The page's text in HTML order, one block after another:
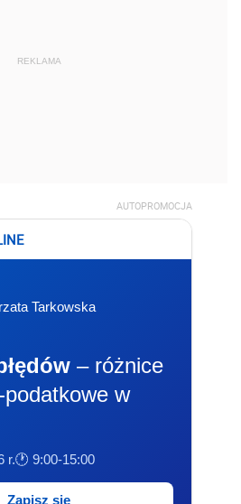
REKLAMA
AUTOPROMOCJA
Tarkowska
– różnice
w
r.🕐 9:00-15:00
Zapisz się